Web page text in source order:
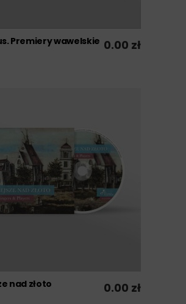
DO KOSZYKA
Premiery wawelskie 0.00 zł
DO KOSZYKA
nad złoto 0.00 zł